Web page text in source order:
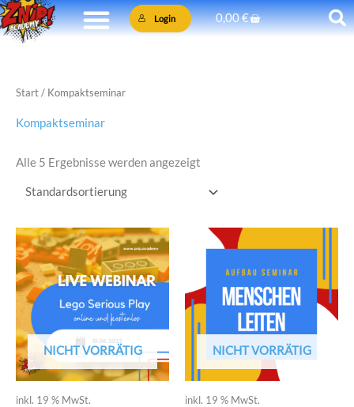
Zum
Inhalt
Login 0,00€Warenkorb
Start/ Kompaktseminar
Kompaktseminar
Alle 5 Ergebnisse werden angezeigt
NICHT VORRÄTIG
inkl. 19 % MwSt.
NICHT VORRÄTIG
inkl. 19 % MwSt.